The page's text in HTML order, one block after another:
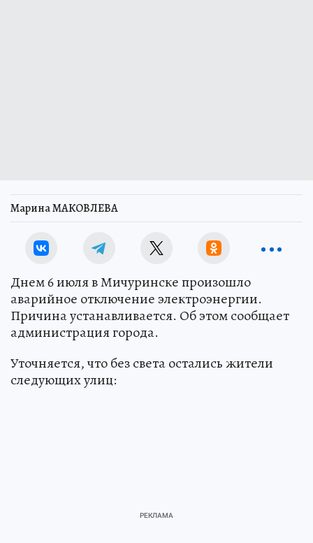
Марина МАКОВЛЕВА
Днем 6 июля в Мичуринске произошло
аварийное отключение электроэнергии.
Причина устанавливается. Об этом сообщает
администрация города.
Уточняется, что без света остались жители
следующих улиц: